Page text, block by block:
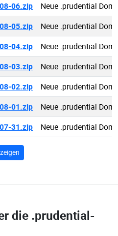
06.zip
Neue .prudential
05.zip
Neue .prudential
04.zip
Neue .prudential
03.zip
Neue .prudential
02.zip
Neue .prudential
01.zip
Neue .prudential
31.zip
Neue .prudential
die .prudential-